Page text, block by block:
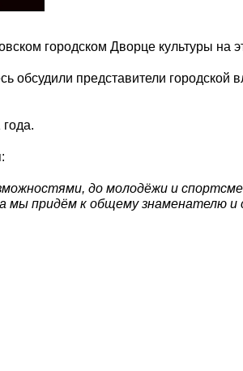
городском Дворце культуры на
представители городской
:
до молодëжи и
мы придём к общему знаменателю и